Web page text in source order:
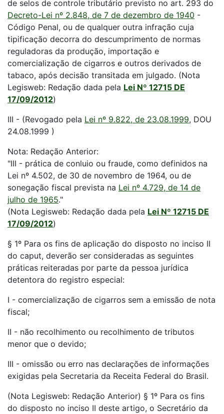
de selos de controle tributário previsto no art. 293 do
Decreto-Lei nº 2.848, de 7 de dezembro de 1940 -
Código Penal, ou de qualquer outra infração cuja
tipificação decorra do descumprimento de normas
reguladoras da produção, importação e
comercialização de cigarros e outros derivados de
tabaco, após decisão transitada em julgado. (Nota
Legisweb: Redação dada pela Lei Nº 12715 DE
17/09/2012)
III - (Revogado pela Lei nº 9.822, de 23.08.1999, DOU
24.08.1999 )
Nota: Redação Anterior:
"III - prática de conluio ou fraude, como definidos na
Lei nº 4.502, de 30 de novembro de 1964, ou de
sonegação fiscal prevista na Lei nº 4.729, de 14 de
julho de 1965."
(Nota Legisweb: Redação dada pela Lei Nº 12715 DE
17/09/2012)
§ 1º Para os fins de aplicação do disposto no inciso II
do caput, deverão ser consideradas as seguintes
práticas reiteradas por parte da pessoa jurídica
detentora do registro especial:
I - comercialização de cigarros sem a emissão de nota
fiscal;
II - não recolhimento ou recolhimento de tributos
menor que o devido;
III - omissão ou erro nas declarações de informações
exigidas pela Secretaria da Receita Federal do Brasil.
(Nota Legisweb: Redação Anterior) § 1º Para os fins
do disposto no inciso II deste artigo, o Secretário da